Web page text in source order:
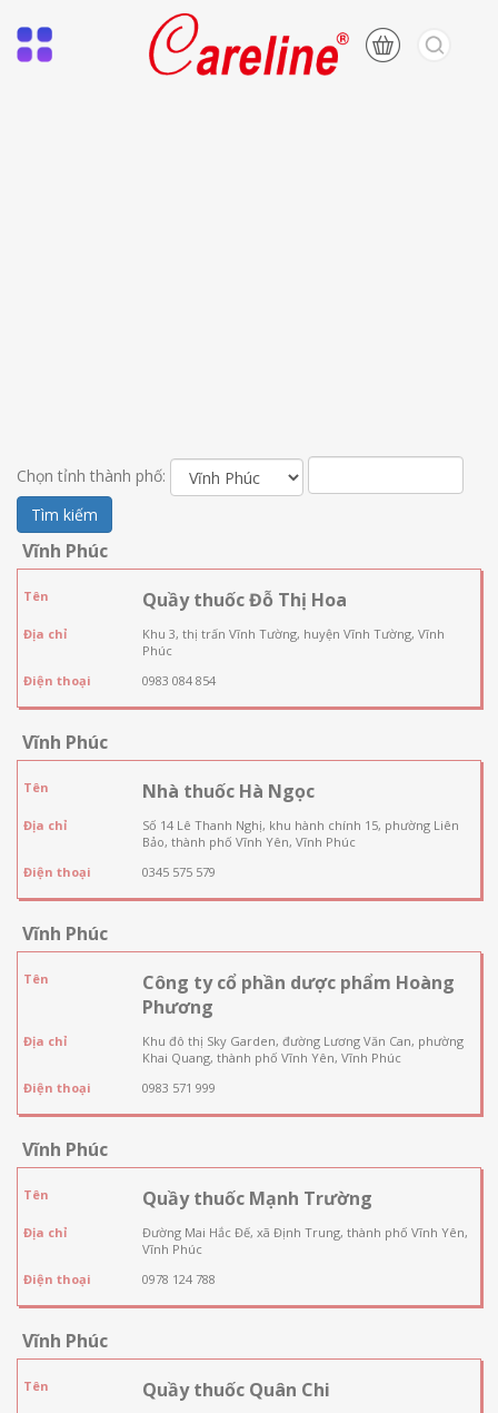
Chọn tỉnh thành phố:
Tìm kiếm
Vĩnh Phúc
Tên Quầy thuốc Đỗ Thị Hoa
Địa chỉ
Khu 3, thị trấn Vĩnh Tường, huyện Vĩnh Tường, Vĩnh
Phúc
Điện thoại
0983 084 854
Vĩnh Phúc
Tên Nhà thuốc Hà Ngọc
Địa chỉ
Số 14 Lê Thanh Nghị, khu hành chính 15, phường Liên
Bảo, thành phố Vĩnh Yên, Vĩnh Phúc
Điện thoại
0345 575 579
Vĩnh Phúc
Tên
Công ty cổ phần dược phẩm Hoàng
Phương
Địa chỉ
Khu đô thị Sky Garden, đường Lương Văn Can, phường
Khai Quang, thành phố Vĩnh Yên, Vĩnh Phúc
Điện thoại
0983 571 999
Vĩnh Phúc
Tên Quầy thuốc Mạnh Trường
Địa chỉ
Đường Mai Hắc Đế, xã Định Trung, thành phố Vĩnh Yên,
Vĩnh Phúc
Điện thoại
0978 124 788
Vĩnh Phúc
Tên Quầy thuốc Quân Chi